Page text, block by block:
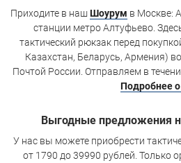
Приходите в нашШоурум в Москве:
станции метро Алтуфьево.
тактический рюкзак перед
Казахстан, Беларусь, Армения)
Почтой России. Отправляем в
Подробнее
Выгодные предложения
У нас вы можете приобрести
от 1790 до 39990 рублей. Только